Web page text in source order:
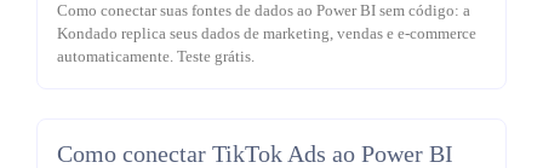
Como conectar suas fontes de dados ao Power BI sem código: a
Kondado replica seus dados de marketing, vendas e e-commerce
automaticamente. Teste grátis.
Como conectar TikTok Ads ao Power BI